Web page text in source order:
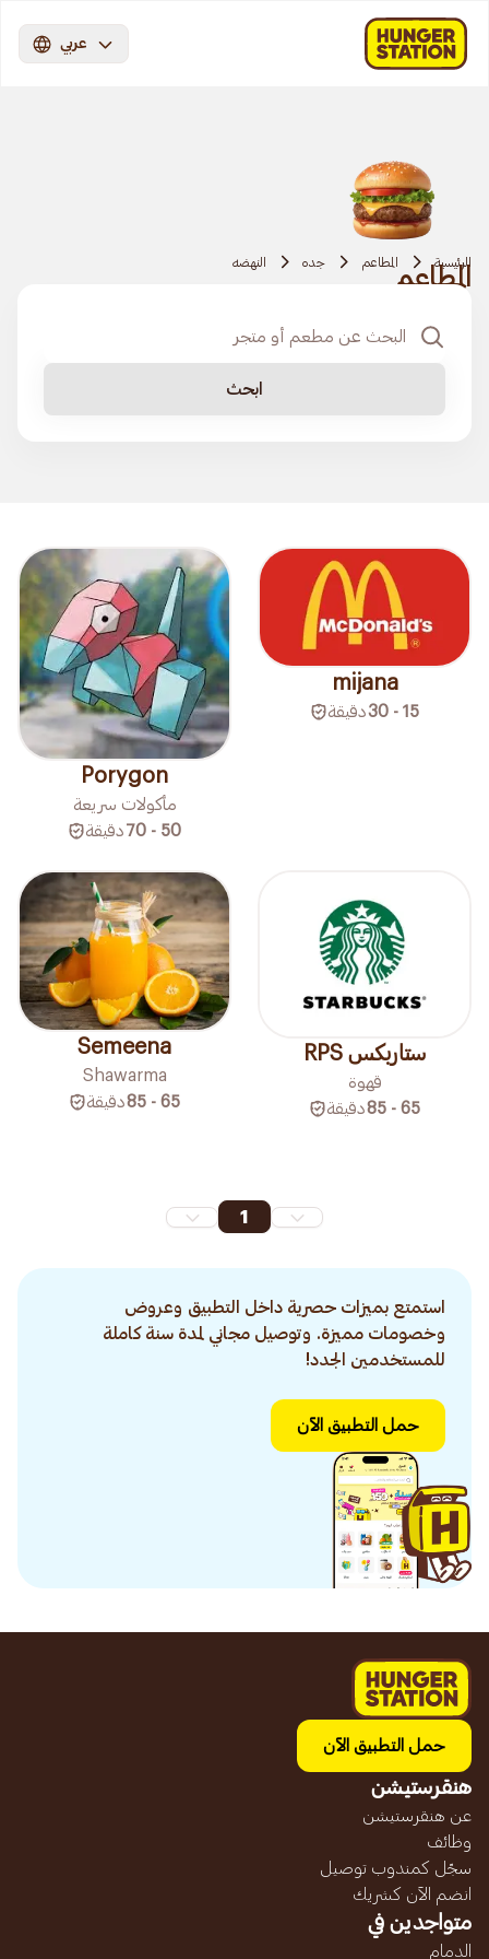
عربي
الرئيسية المطاعم جده النهضه
المطاعم
ابحث
mijana
15 - 30 دقيقة
Porygon
مأكولات سريعة
50 - 70
دقيقة
ستاربكس RPS
قهوة
65 - 85
دقيقة
Semeena
Shawarma
65 - 85
دقيقة
1
استمتع بميزات حصرية داخل التطبيق وعروض
وخصومات مميزة. وتوصيل مجاني لمدة سنة كاملة
للمستخدمين الجدد!
حمل التطبيق الآن
حمل التطبيق الآن
هنقرستيشن
عن هنقرستيشن
وظائف
سجّل كمندوب توصيل
انضم الآن كشريك
متواجدين في
الدمام